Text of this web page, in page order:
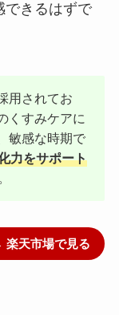
できるはずで
用されてお
くすみケアに
敏感な時期で
力をサポート
楽天市場で見る